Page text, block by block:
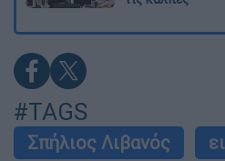
#TAGS
Σπήλιος Λιβανός